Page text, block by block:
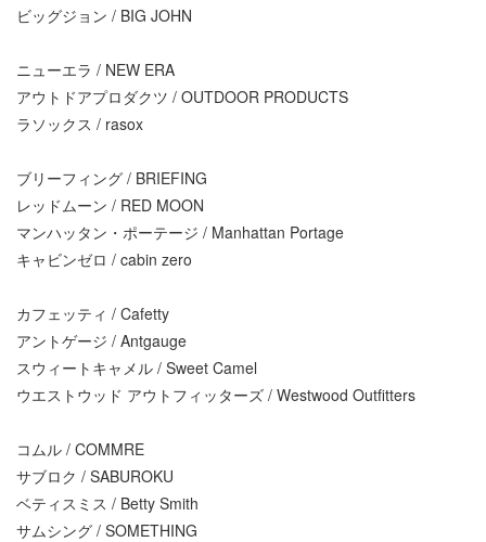
ビッグジョン / BIG JOHN
ニューエラ / NEW ERA
アウトドアプロダクツ / OUTDOOR PRODUCTS
ラソックス / rasox
ブリーフィング / BRIEFING
レッドムーン / RED MOON
マンハッタン・ポーテージ / Manhattan Portage
キャビンゼロ / cabin zero
カフェッティ / Cafetty
アントゲージ / Antgauge
スウィートキャメル / Sweet Camel
ウエストウッド アウトフィッターズ / Westwood Outfitters
コムル / COMMRE
サブロク / SABUROKU
ベティスミス / Betty Smith
サムシング / SOMETHING